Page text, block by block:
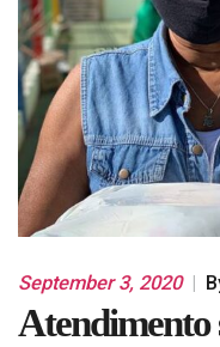
September 3, 2020 |
Atendimento